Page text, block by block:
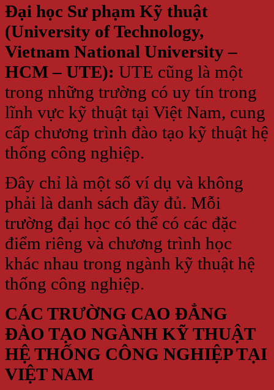
Đại học Sư phạm Kỹ thuật
(University of Technology,
Vietnam National University –
HCM – UTE): UTE cũng là một
trong những trường có uy tín trong
lĩnh vực kỹ thuật tại Việt Nam, cung
cấp chương trình đào tạo kỹ thuật hệ
thống công nghiệp.
Đây chỉ là một số ví dụ và không
phải là danh sách đầy đủ. Mỗi
trường đại học có thể có các đặc
điểm riêng và chương trình học
khác nhau trong ngành kỹ thuật hệ
thống công nghiệp.
CÁC TRƯỜNG CAO ĐẲNG
ĐÀO TẠO NGÀNH KỸ THUẬT
HỆ THỐNG CÔNG NGHIỆP TẠI
VIỆT NAM